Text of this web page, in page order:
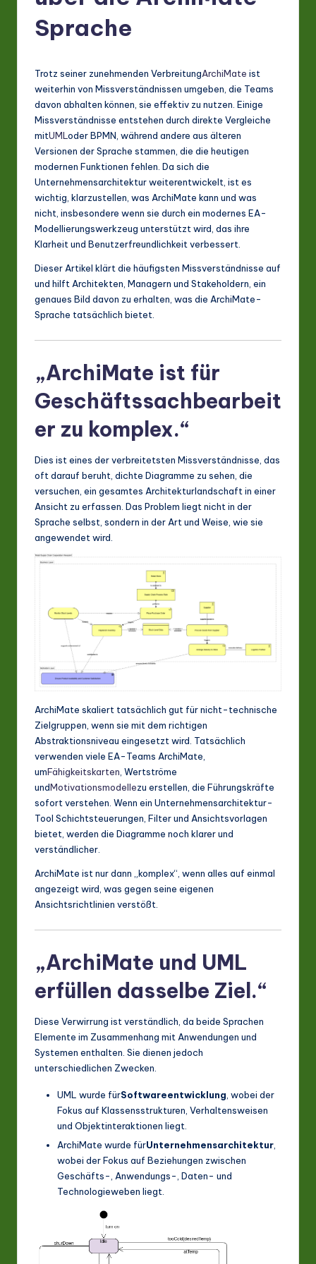
m
L
in
&
ft
w
In
o
Sprache
Trotz seiner zunehmenden VerbreitungArchiMate ist
weiterhin von Missverständnissen umgeben, die Teams
davon abhalten können, sie effektiv zu nutzen. Einige
Missverständnisse entstehen durch direkte Vergleiche
mitUML oder BPMN, während andere aus älteren
Versionen der Sprache stammen, die die heutigen
modernen Funktionen fehlen. Da sich die
Unternehmensarchitektur weiterentwickelt, ist es
wichtig, klarzustellen, was ArchiMate kann und was
nicht, insbesondere wenn sie durch ein modernes EA-
Modellierungswerkzeug unterstützt wird, das ihre
Klarheit und Benutzerfreundlichkeit verbessert.
Dieser Artikel klärt die häufigsten Missverständnisse auf
und hilft Architekten, Managern und Stakeholdern, ein
genaues Bild davon zu erhalten, was die ArchiMate-
Sprache tatsächlich bietet.
„ArchiMate ist für
Geschäftssachbearbeit
er zu komplex.“
Dies ist eines der verbreitetsten Missverständnisse, das
oft darauf beruht, dichte Diagramme zu sehen, die
versuchen, ein gesamtes Architekturlandschaft in einer
Ansicht zu erfassen. Das Problem liegt nicht in der
Sprache selbst, sondern in der Art und Weise, wie sie
angewendet wird.
ArchiMate skaliert tatsächlich gut für nicht-technische
Zielgruppen, wenn sie mit dem richtigen
Abstraktionsniveau eingesetzt wird. Tatsächlich
verwenden viele EA-Teams ArchiMate,
umFähigkeitskarten , Wertströme
undMotivationsmodellezu erstellen, die Führungskräfte
sofort verstehen. Wenn ein Unternehmensarchitektur-
Tool Schichtsteuerungen, Filter und Ansichtsvorlagen
bietet, werden die Diagramme noch klarer und
verständlicher.
ArchiMate ist nur dann „komplex“, wenn alles auf einmal
angezeigt wird, was gegen seine eigenen
Ansichtsrichtlinien verstößt.
„ArchiMate und UML
erfüllen dasselbe Ziel.“
Diese Verwirrung ist verständlich, da beide Sprachen
Elemente im Zusammenhang mit Anwendungen und
Systemen enthalten. Sie dienen jedoch
unterschiedlichen Zwecken.
UML wurde fürSoftwareentwicklung , wobei der
Fokus auf Klassensstrukturen, Verhaltensweisen
und Objektinteraktionen liegt.
ArchiMate wurde fürUnternehmensarchitektur
wobei der Fokus auf Beziehungen zwischen
Geschäfts-, Anwendungs-, Daten- und
Technologieweben liegt.